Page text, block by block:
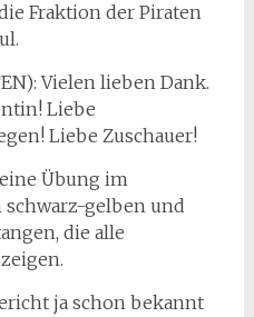
Fraktion der Piraten
Vielen lieben Dank.
Liebe
Liebe Zuschauer!
Übung im
gelben und
die alle
ja schon bekannt